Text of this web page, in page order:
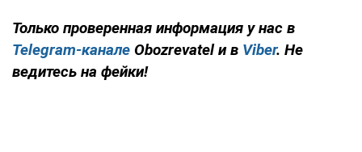
Только проверенная информация у нас в
Telegram-канале Obozrevatel и в Viber. Не
ведитесь на фейки!